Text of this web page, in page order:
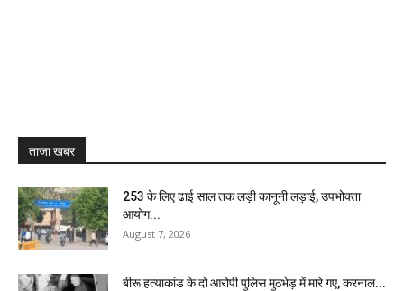
ताजा खबर
₹253 के लिए ढाई साल तक लड़ी कानूनी लड़ाई, उपभोक्ता
आयोग...
August 7, 2026
बीरू हत्याकांड के दो आरोपी पुलिस मुठभेड़ में मारे गए, करनाल...